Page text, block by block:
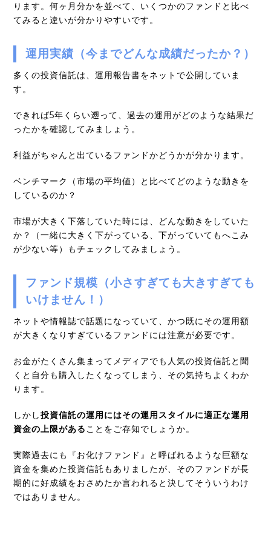
ります。何ヶ月分かを並べて、いくつかのファンドと比べ
てみると違いが分かりやすいです。
運用実績（今までどんな成績だったか？）
多くの投資信託は、運用報告書をネットで公開していま
す。
できれば5年くらい遡って、過去の運用がどのような結果だ
ったかを確認してみましょう。
利益がちゃんと出ているファンドかどうかが分かります。
ベンチマーク（市場の平均値）と比べてどのような動きを
しているのか？
市場が大きく下落していた時には、どんな動きをしていた
か？（一緒に大きく下がっている、下がっていてもへこみ
が少ない等）もチェックしてみましょう。
ファンド規模（小さすぎても大きすぎても
いけません！）
ネットや情報誌で話題になっていて、かつ既にその運用額
が大きくなりすぎているファンドには注意が必要です。
お金がたくさん集まってメディアでも人気の投資信託と聞
くと自分も購入したくなってしまう、その気持ちよくわか
ります。
しかし投資信託の運用にはその運用スタイルに適正な運用
資金の上限があることをご存知でしょうか。
実際過去にも『お化けファンド』と呼ばれるような巨額な
資金を集めた投資信託もありましたが、そのファンドが長
期的に好成績をおさめたか言われると決してそういうわけ
ではありません。